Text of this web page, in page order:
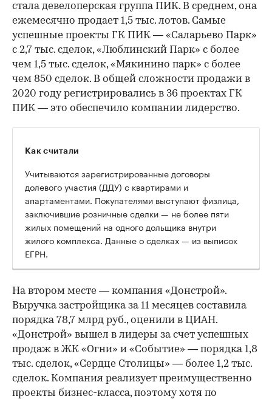
стала девелоперская группа ПИК. В среднем, она
ежемесячно продает 1,5 тыс. лотов. Самые
успешные проекты ГК ПИК — «Саларьево Парк»
с 2,7 тыс. сделок, «Люблинский Парк» с более
чем 1,5 тыс. сделок, «Мякинино парк» с более
чем 850 сделок. В общей сложности продажи в
2020 году регистрировались в 36 проектах ГК
ПИК — это обеспечило компании лидерство.
Как считали
Учитываются зарегистрированные договоры
долевого участия (ДДУ) с квартирами и
апартаментами. Покупателями выступают физлица,
заключившие розничные сделки — не более пяти
жилых помещений на одного дольщика внутри
жилого комплекса. Данные о сделках — из выписок
ЕГРН.
На втором месте — компания «Донстрой».
Выручка застройщика за 11 месяцев составила
порядка 78,7 млрд руб., оценили в ЦИАН.
«Донстрой» вышел в лидеры за счет успешных
продаж в ЖК «Огни» и «Событие» — порядка 1,8
тыс. сделок, «Сердце Столицы» — более 1,2 тыс.
сделок. Компания реализует преимущественно
проекты бизнес-класса, поэтому хотя по